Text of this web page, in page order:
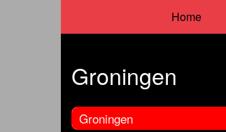
Home
Groningen
Groningen